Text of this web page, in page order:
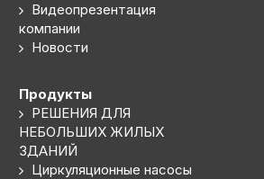
Видеопрезентация
компании
Новости
Продукты
РЕШЕНИЯ ДЛЯ
НЕБОЛЬШИХ ЖИЛЫХ
ЗДАНИЙ
Циркуляционные насосы